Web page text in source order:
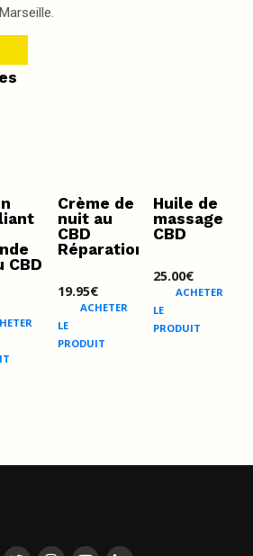
CBD
Crème de
nuit au
CBD
Réparation
19.95€
ACHETER
LE
PRODUIT
Huile de
massage
CBD
25.00€
ACHETER
LE
PRODUIT